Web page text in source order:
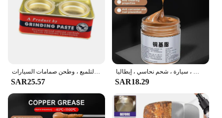
SAR25.57 SAR18.29